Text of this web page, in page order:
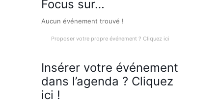
Focus sur…
Aucun événement trouvé !
Proposer votre propre événement ? Cliquez ici
Insérer votre événement
dans l’agenda ? Cliquez
ici !